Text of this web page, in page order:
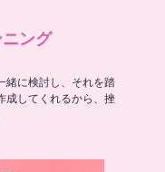
ング
緒に検討し、それを踏
成してくれるから、挫